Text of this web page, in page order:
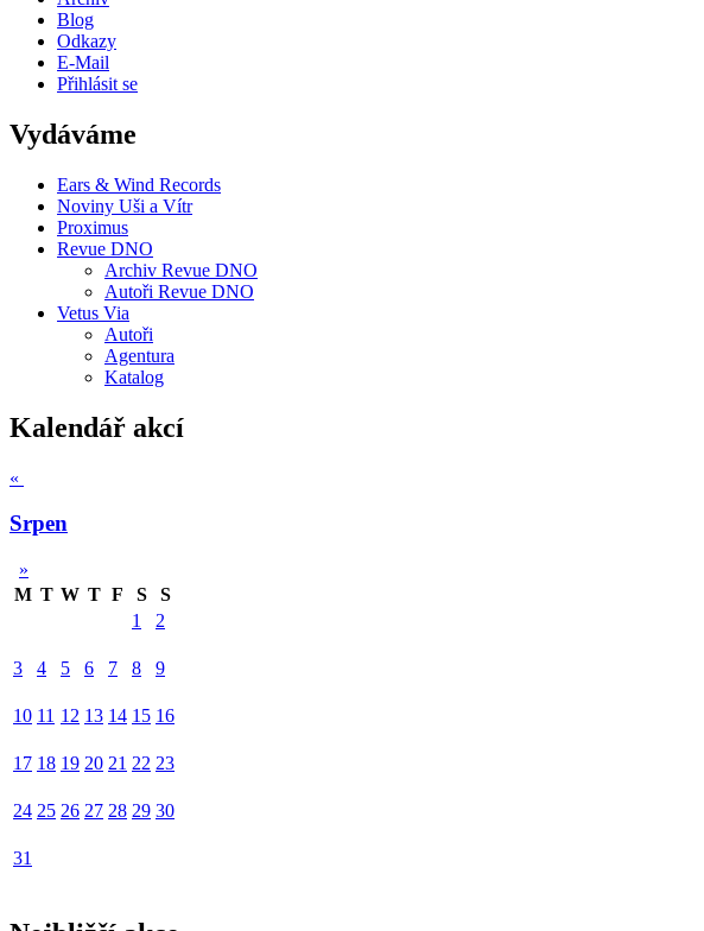
Blog
Odkazy
E-Mail
Přihlásit se
Vydáváme
Ears & Wind Records
Noviny Uši a Vítr
Proximus
Revue DNO
Archiv Revue DNO
Autoři Revue DNO
Vetus Via
Autoři
Agentura
Katalog
Kalendář akcí
«
Srpen
»
M T W T F S
S
1
2
3 4 5 6 7 8 9
10 11 12 13 14 15 16
17 18 19 20 21 22 23
24 25 26 27 28 29 30
31